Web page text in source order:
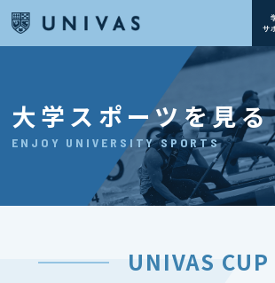
サ
大学スポーツを見る
ENJOY UNIVERSITY SPORTS
UNIVAS CUP